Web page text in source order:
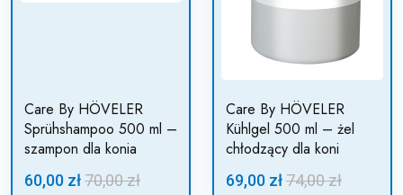
Care By HÖVELER
Sprühshampoo 500 ml –
szampon dla konia
60,00 zł70,00 zł
Care By HÖVELER
Kühlgel 500 ml – żel
chłodzący dla koni
69,00 zł74,00 zł